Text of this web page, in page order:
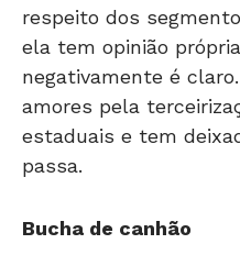
respeito dos
ela tem opinião
negativamente é
amores pela
estaduais e tem
passa.
Bucha de canhão